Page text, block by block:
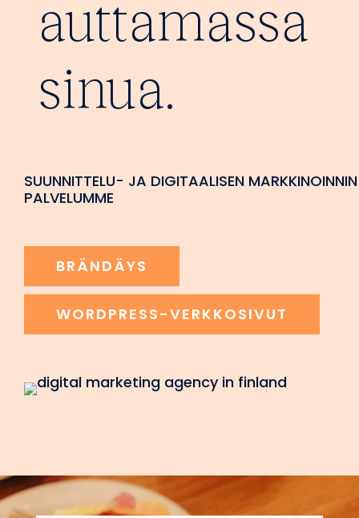
auttamassa
sinua.
SUUNNITTELU- JA DIGITAALISEN MARKKINOINNIN
PALVELUMME
BRÄNDÄYS
WORDPRESS-VERKKOSIVUT